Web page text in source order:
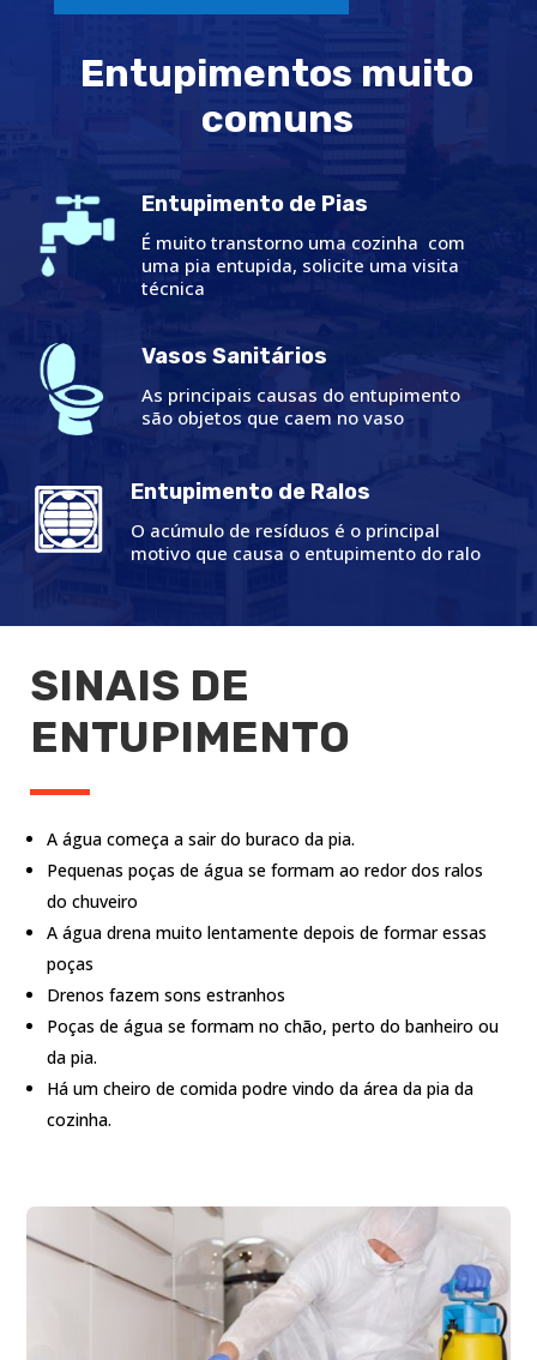
Entupimentos muito
comuns
Entupimento de Pias
É muito transtorno uma cozinha com
uma pia entupida, solicite uma visita
técnica
Vasos Sanitários
As principais causas do entupimento
são objetos que caem no vaso
Entupimento de Ralos
O acúmulo de resíduos é o principal
motivo que causa o entupimento do ralo
SINAIS DE
ENTUPIMENTO
A água começa a sair do buraco da pia.
Pequenas poças de água se formam ao redor dos ralos
do chuveiro
A água drena muito lentamente depois de formar essas
poças
Drenos fazem sons estranhos
Poças de água se formam no chão, perto do banheiro ou
da pia.
Há um cheiro de comida podre vindo da área da pia da
cozinha.